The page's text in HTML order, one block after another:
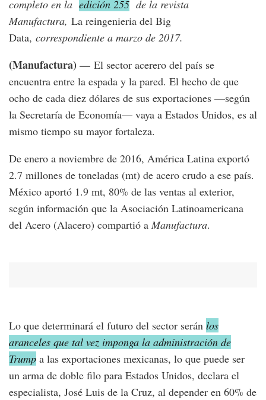
completo en la edición 255 de la revista
Manufactura, La reingenieria del Big
Data, correspondiente a marzo de 2017.
(Manufactura) — El sector acerero del país se
encuentra entre la espada y la pared. El hecho de que
ocho de cada diez dólares de sus exportaciones —según
la Secretaría de Economía— vaya a Estados Unidos, es al
mismo tiempo su mayor fortaleza.
De enero a noviembre de 2016, América Latina exportó
2.7 millones de toneladas (mt) de acero crudo a ese país.
México aportó 1.9 mt, 80% de las ventas al exterior,
según información que la Asociación Latinoamericana
del Acero (Alacero) compartió a Manufactura.
Lo que determinará el futuro del sector serán los
aranceles que tal vez imponga la administración de
Trump a las exportaciones mexicanas, lo que puede ser
un arma de doble filo para Estados Unidos, declara el
especialista, José Luis de la Cruz, al depender en 60% de